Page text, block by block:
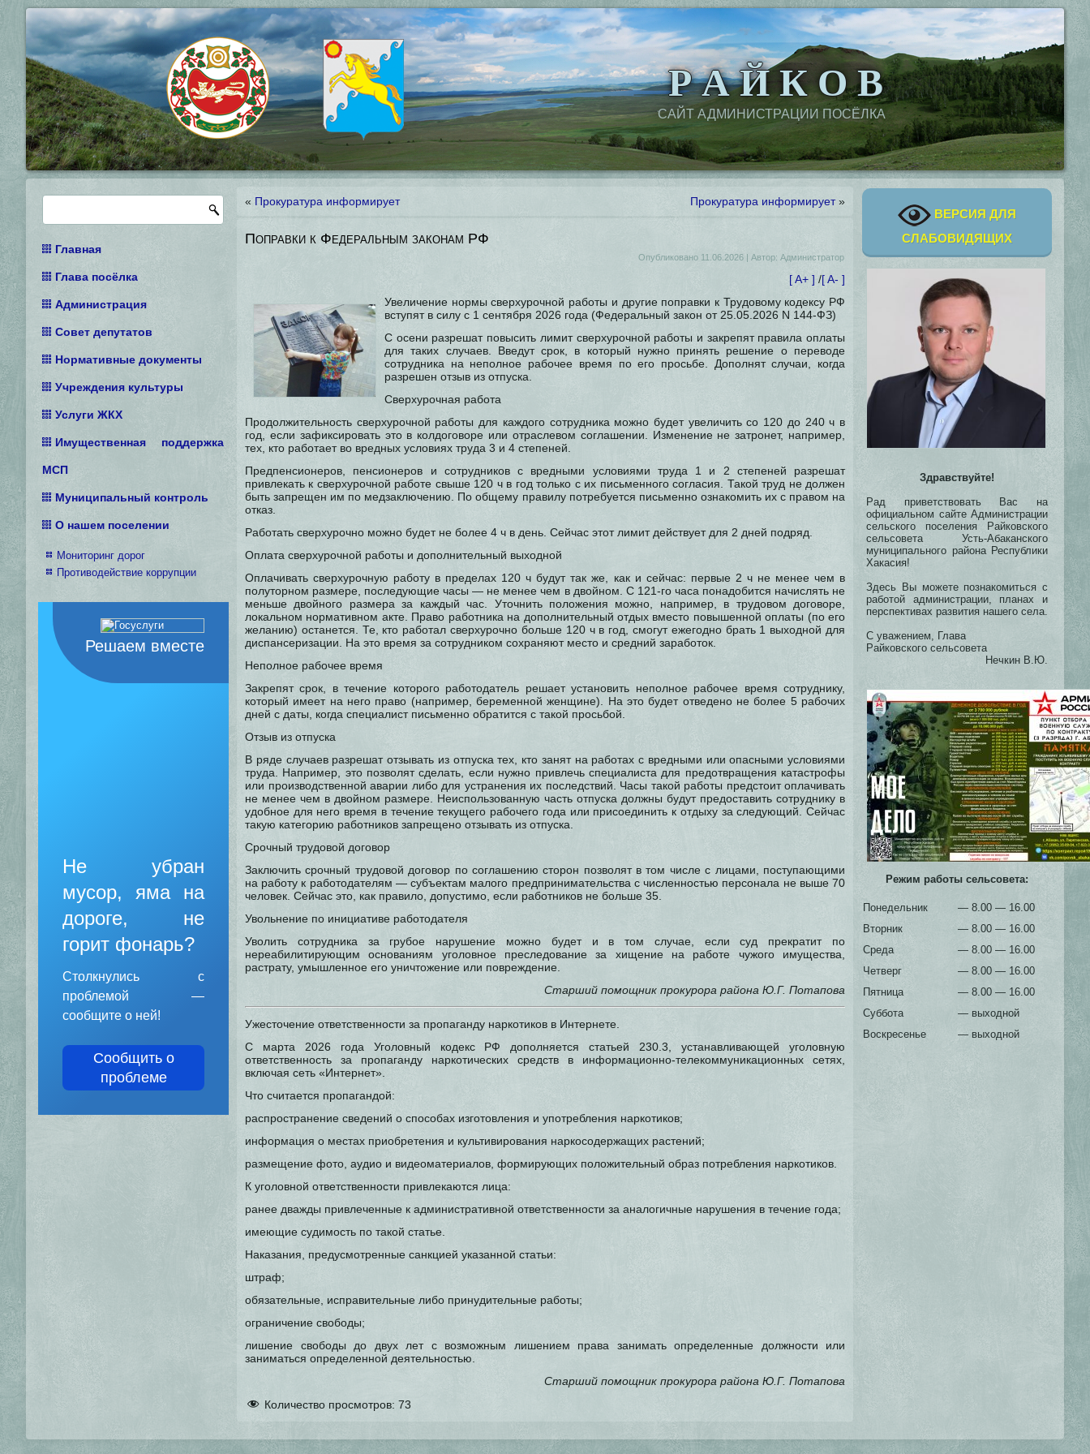
Р А Й К О В
САЙТ АДМИНИСТРАЦИИ ПОСЁЛКА
Главная
Глава посёлка
Администрация
Совет депутатов
Нормативные документы
Учреждения культуры
Услуги ЖКХ
Имущественная поддержка
МСП
Муниципальный контроль
О нашем поселении
Мониторинг дорог
Противодействие коррупции
Решаем вместе
Не убран
мусор, яма на
дороге, не
горит фонарь?
Столкнулись с
проблемой —
сообщите о ней!
Сообщить о
проблеме
« Прокуратура информирует Прокуратура информирует»
Поправки к Федеральным законам РФ
Опубликовано 11.06.2026 | Автор: Администратор
[ A+ ] /[ A- ]
Увеличение нормы сверхурочной работы и другие поправки к Трудовому кодексу РФ
вступят в силу с 1 сентября 2026 года (Федеральный закон от 25.05.2026 N 144-ФЗ)
С осени разрешат повысить лимит сверхурочной работы и закрепят правила оплаты
для таких случаев. Введут срок, в который нужно принять решение о переводе
сотрудника на неполное рабочее время по его просьбе. Дополнят случаи, когда
разрешен отзыв из отпуска.
Сверхурочная работа
Продолжительность сверхурочной работы для каждого сотрудника можно будет увеличить со 120 до 240 ч в
год, если зафиксировать это в колдоговоре или отраслевом соглашении. Изменение не затронет, например,
тех, кто работает во вредных условиях труда 3 и 4 степеней.
Предпенсионеров, пенсионеров и сотрудников с вредными условиями труда 1 и 2 степеней разрешат
привлекать к сверхурочной работе свыше 120 ч в год только с их письменного согласия. Такой труд не должен
быть запрещен им по медзаключению. По общему правилу потребуется письменно ознакомить их с правом на
отказ.
Работать сверхурочно можно будет не более 4 ч в день. Сейчас этот лимит действует для 2 дней подряд.
Оплата сверхурочной работы и дополнительный выходной
Оплачивать сверхурочную работу в пределах 120 ч будут так же, как и сейчас: первые 2 ч не менее чем в
полуторном размере, последующие часы — не менее чем в двойном. С 121-го часа понадобится начислять не
меньше двойного размера за каждый час. Уточнить положения можно, например, в трудовом договоре,
локальном нормативном акте. Право работника на дополнительный отдых вместо повышенной оплаты (по его
желанию) останется. Те, кто работал сверхурочно больше 120 ч в год, смогут ежегодно брать 1 выходной для
диспансеризации. На это время за сотрудником сохраняют место и средний заработок.
Неполное рабочее время
Закрепят срок, в течение которого работодатель решает установить неполное рабочее время сотруднику,
который имеет на него право (например, беременной женщине). На это будет отведено не более 5 рабочих
дней с даты, когда специалист письменно обратится с такой просьбой.
Отзыв из отпуска
В ряде случаев разрешат отзывать из отпуска тех, кто занят на работах с вредными или опасными условиями
труда. Например, это позволят сделать, если нужно привлечь специалиста для предотвращения катастрофы
или производственной аварии либо для устранения их последствий. Часы такой работы предстоит оплачивать
не менее чем в двойном размере. Неиспользованную часть отпуска должны будут предоставить сотруднику в
удобное для него время в течение текущего рабочего года или присоединить к отдыху за следующий. Сейчас
такую категорию работников запрещено отзывать из отпуска.
Срочный трудовой договор
Заключить срочный трудовой договор по соглашению сторон позволят в том числе с лицами, поступающими
на работу к работодателям — субъектам малого предпринимательства с численностью персонала не выше 70
человек. Сейчас это, как правило, допустимо, если работников не больше 35.
Увольнение по инициативе работодателя
Уволить сотрудника за грубое нарушение можно будет и в том случае, если суд прекратит по
нереабилитирующим основаниям уголовное преследование за хищение на работе чужого имущества,
растрату, умышленное его уничтожение или повреждение.
Старший помощник прокурора района Ю.Г. Потапова
Ужесточение ответственности за пропаганду наркотиков в Интернете.
С марта 2026 года Уголовный кодекс РФ дополняется статьей 230.3, устанавливающей уголовную
ответственность за пропаганду наркотических средств в информационно-телекоммуникационных сетях,
включая сеть «Интернет».
Что считается пропагандой:
распространение сведений о способах изготовления и употребления наркотиков;
информация о местах приобретения и культивирования наркосодержащих растений;
размещение фото, аудио и видеоматериалов, формирующих положительный образ потребления наркотиков.
К уголовной ответственности привлекаются лица:
ранее дважды привлеченные к административной ответственности за аналогичные нарушения в течение года;
имеющие судимость по такой статье.
Наказания, предусмотренные санкцией указанной статьи:
штраф;
обязательные, исправительные либо принудительные работы;
ограничение свободы;
лишение свободы до двух лет с возможным лишением права занимать определенные должности или
заниматься определенной деятельностью.
Старший помощник прокурора района Ю.Г. Потапова
Количество просмотров: 73
ВЕРСИЯ ДЛЯ
СЛАБОВИДЯЩИХ
Здравствуйте!
Рад приветствовать Вас на
официальном сайте Администрации
сельского поселения Райковского
сельсовета Усть-Абаканского
муниципального района Республики
Хакасия!
Здесь Вы можете познакомиться с
работой администрации, планах и
перспективах развития нашего села.
С уважением, Глава
Райковского сельсовета
Нечкин В.Ю.
Режим работы сельсовета:
Понедельник
— 8.00 — 16.00
Вторник
— 8.00 — 16.00
Среда
— 8.00 — 16.00
Четверг
— 8.00 — 16.00
Пятница
— 8.00 — 16.00
Суббота
— выходной
Воскресенье
— выходной